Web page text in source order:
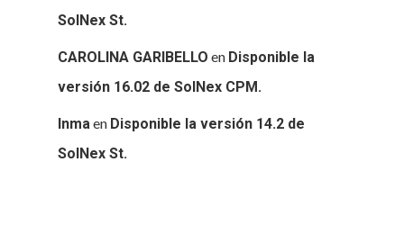
SolNex St.
CAROLINA GARIBELLO en Disponible la
versión 16.02 de SolNex CPM.
Inmaen Disponible la versión 14.2 de
SolNex St.